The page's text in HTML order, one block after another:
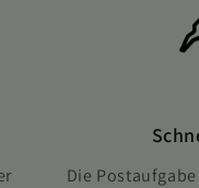
Die